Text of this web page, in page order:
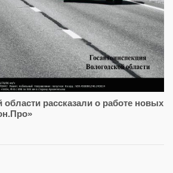
рассказали о работе новых